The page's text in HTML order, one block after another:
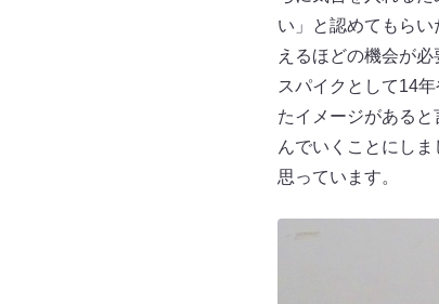
い」と認めてもら
えるほどの機会が必
スパイクとして14
たイメージがある
んでいくことにし
思っています。